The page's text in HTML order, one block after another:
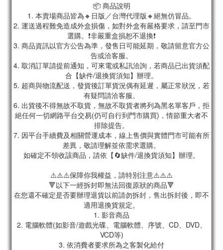
📦 商品說明
1. 本賣場商品皆為🔸日版／台灣代理版🔸絕無仿冒品。
2. 運送過程難免造成外盒損傷，如對外盒有嚴格要求，請至門市
選購。❗非嚴重盒損恕不退換❗
3. 商品資訊以官方公告為準，發售日可能延期，敬請留意官方公
告或洽客服。
4. 取消訂單請提前通知，可來電或私訊洽詢，若商品已出貨須配
合【缺件/退換貨須知】辦理。
5. 超商與物流配送，發貨後訂單貨況偶有延遲，屬正常狀況，若
有疑問請洽客服。
6. 出貨後不得無故不取貨，無故不取貨者將列為黑名單客戶，拒
絕任何一切網路平台交易(仍可自行到門市購買)，情節重大者不
排除提告。
7. 因平台手續費及相關營運成本，線上售價與實體門市可能有所
差異，敬請理解並依需求選購。
如確定不領收該商品，請依【🔄缺件/退換貨須知】辦理。
⚠️⚠️⚠️保障你我權益，請特別注意⚠️⚠️⚠️
🔻以下一經拆封即無法回復原狀的商品🔻
在您還不確定是否要辦理退貨以前請勿拆封，售出拆封後，即不
適用退換貨規定。
1. 影音商品
2. 電腦軟體(如影音/遊戲光碟、電腦軟體、序號、CD、DVD、
VCD等)
3. 依消費者要求所為之客製化給付